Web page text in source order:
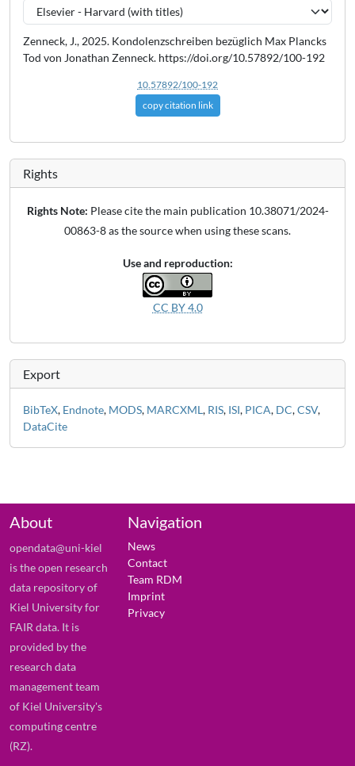
Zenneck, J., 2025. Kondolenzschreiben bezüglich Max Plancks
Tod von Jonathan Zenneck. https://doi.org/10.57892/100-192
10.57892/100-192
copy citation link
Rights
Rights Note: Please cite the main publication 10.38071/2024-
00863-8 as the source when using these scans.
Use and reproduction:
CC BY 4.0
Export
BibTeX, Endnote, MODS, MARCXML, RIS, ISI, PICA, DC,CSV,
DataCite
About
opendata@uni-kiel
is the open research
data repository of
Kiel University for
FAIR data. It is
provided by the
research data
management team
of Kiel University's
computing centre
(RZ).
Navigation
News
Contact
Team RDM
Imprint
Privacy